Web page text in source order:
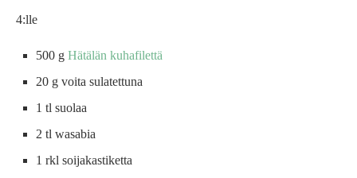
4:lle
500 g Hätälän kuhafilettä
20 g voita sulatettuna
1 tl suolaa
2 tl wasabia
1 rkl soijakastiketta